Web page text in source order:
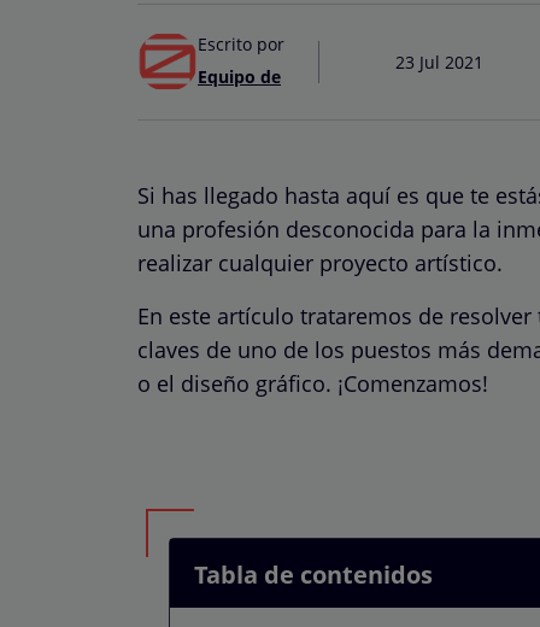
Escrito por
Equipo de
23 Jul 2021
Si has llegado hasta aquí es que te
una profesión desconocida para la
realizar cualquier proyecto artístico.
En este artículo trataremos de
claves de uno de los puestos más
o el diseño gráfico. ¡Comenzamos!
Tabla de contenidos